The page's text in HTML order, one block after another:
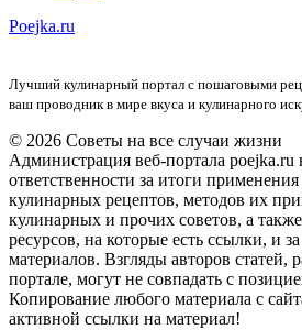
Poejka.ru
Лучший кулинарный портал с пошаговыми
ваш проводник в мире вкуса и кулинарного
© 2026 Советы на все случаи жизни
Администрация веб-портала poejka.ru
ответственности за итоги
кулинарных рецептов, методов их
кулинарных и прочих советов, а
ресурсов, на которые есть ссылки, и
материалов. Взгляды авторов статей,
портале, могут не совпадать с
Копирование любого материала с
активной ссылки на материал!